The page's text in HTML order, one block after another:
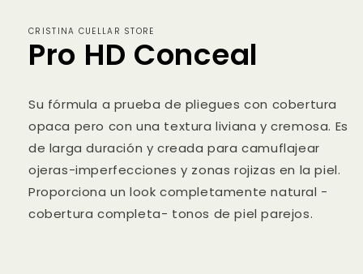
CRISTINA CUELLAR STORE
Pro HD Conceal
Su fórmula a prueba de pliegues con cobertura
opaca pero con una textura liviana y cremosa. Es
de larga duración y creada para camuflajear
ojeras-imperfecciones y zonas rojizas en la piel.
Proporciona un look completamente natural -
cobertura completa- tonos de piel parejos.